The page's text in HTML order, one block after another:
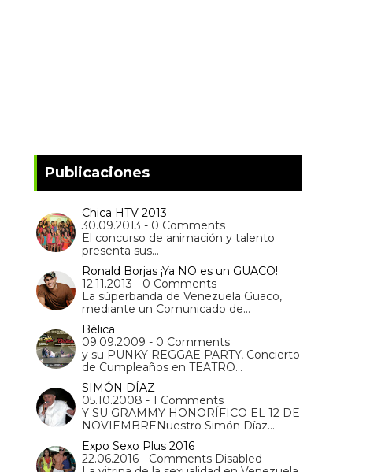
Publicaciones
Chica HTV 2013
30.09.2013 - 0 Comments
El concurso de animación y talento
presenta sus…
Ronald Borjas ¡Ya NO es un GUACO!
12.11.2013 - 0 Comments
La súperbanda de Venezuela Guaco,
mediante un Comunicado de…
Bélica
09.09.2009 - 0 Comments
y su PUNKY REGGAE PARTY, Concierto
de Cumpleaños en TEATRO…
SIMÓN DÍAZ
05.10.2008 - 1 Comments
Y SU GRAMMY HONORÍFICO EL 12 DE
NOVIEMBRENuestro Simón Díaz…
Expo Sexo Plus 2016
22.06.2016 - Comments Disabled